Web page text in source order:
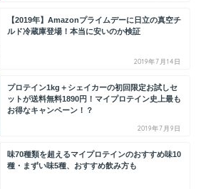
【2019年】Amazonプライムデーに日立の真空チ
ルド冷蔵庫登場！本当に安いのか検証
2019年7月14日
プロテイン1kg＋シェイカーの初回限定お試しセ
ットが送料無料1890円！マイプロテイン史上最も
お得なキャンペーン！？
2019年7月9日
味70種類を超えるマイプロテインのおすすめ味10
種・まずい味5種、おすすめ飲み方も